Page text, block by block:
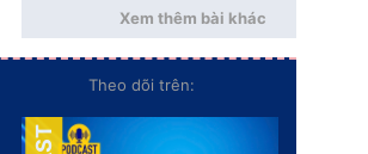
Xem thêm bài khác
Theo dõi trên: